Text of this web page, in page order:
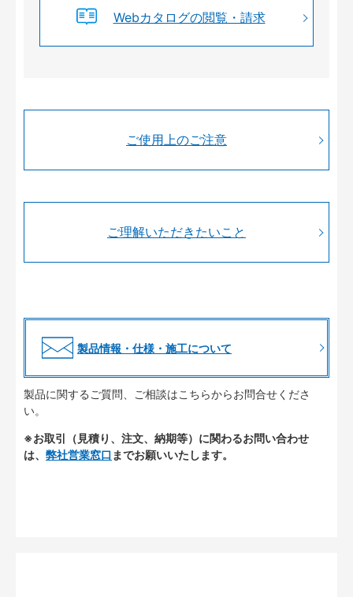
Webカタログの閲覧・請求
ご使用上のご注意
ご理解いただきたいこと
製品情報・仕様・施工について
製品に関するご質問、ご相談はこちらからお問合せくださ
い。
※お取引（見積り、注文、納期等）に関わるお問い合わせ
は、 弊社営業窓口 までお願いいたします。